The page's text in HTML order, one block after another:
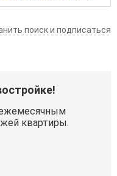
поиск и подписаться
ежемесячным
квартиры.